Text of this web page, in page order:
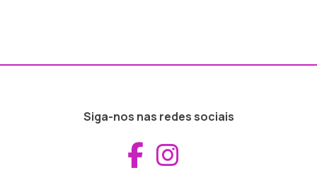
Siga-nos nas redes sociais
Aceder ao